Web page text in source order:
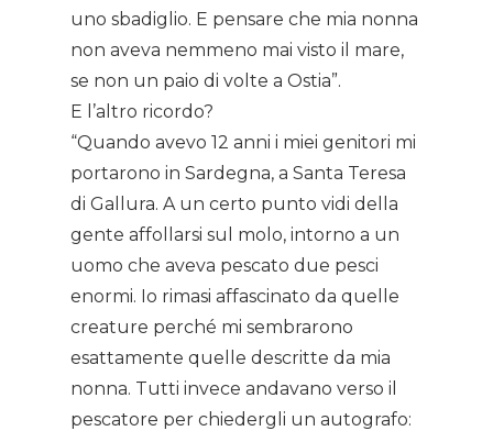
uno sbadiglio. E pensare che mia nonna
non aveva nemmeno mai visto il mare,
se non un paio di volte a Ostia”.
E l’altro ricordo?
“Quando avevo 12 anni i miei genitori mi
portarono in Sardegna, a Santa Teresa
di Gallura. A un certo punto vidi della
gente affollarsi sul molo, intorno a un
uomo che aveva pescato due pesci
enormi. Io rimasi affascinato da quelle
creature perché mi sembrarono
esattamente quelle descritte da mia
nonna. Tutti invece andavano verso il
pescatore per chiedergli un autografo: